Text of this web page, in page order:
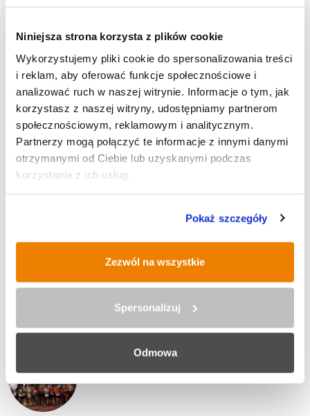
Niniejsza strona korzysta z plików cookie
Wykorzystujemy pliki cookie do spersonalizowania treści
i reklam, aby oferować funkcje społecznościowe i
analizować ruch w naszej witrynie. Informacje o tym, jak
korzystasz z naszej witryny, udostępniamy partnerom
społecznościowym, reklamowym i analitycznym.
Partnerzy mogą połączyć te informacje z innymi danymi
otrzymanymi od Ciebie lub uzyskanymi podczas
korzystania z ich usług.
Pokaż szczegóły
Zezwól na wszystkie
Spersonalizuj
Odmowa
SPORT
IX Rudzki Półmaraton Industrialny